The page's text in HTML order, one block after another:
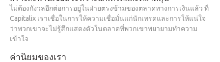
ไม่ต้องกังวลอีกต่อการอยู่ในฝ่ายตรงข้ามของตลาดทางการเงินแล้ว ที่
Capitalix เราเชื่อในการให้ความเชื่อมั่นแก่นักเทรดและการให้แน่ใจ
ว่าพวกเขาจะไม่รู้สึกแสดงตัวในตลาดที่พวกเขาพยายามทำความ
เข้าใจ
ค่านิยมของเรา